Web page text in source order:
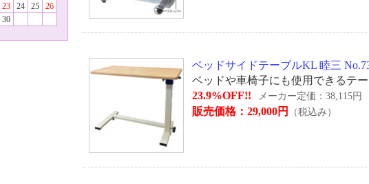
23 24 25
26
30
ベッドサイドテーブルKL 睦三
ベッドや車椅子にも使用できるテ
23.9%OFF!!
メーカー定価：38,115円
販売価格：29,000円 （税込み）